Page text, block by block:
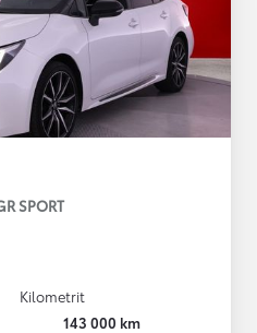
SPORT
Kilometrit
143 000 km